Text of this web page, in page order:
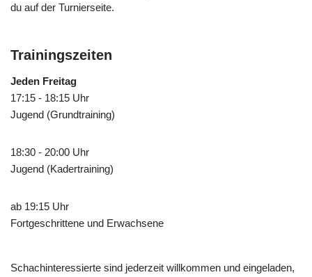
du auf der Turnierseite.
Trainingszeiten
Jeden Freitag
17:15 - 18:15 Uhr
Jugend (Grundtraining)
18:30 - 20:00 Uhr
Jugend (Kadertraining)
ab 19:15 Uhr
Fortgeschrittene und Erwachsene
Schachinteressierte sind jederzeit willkommen und eingeladen,